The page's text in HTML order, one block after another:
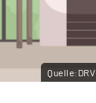
Quelle:DRV